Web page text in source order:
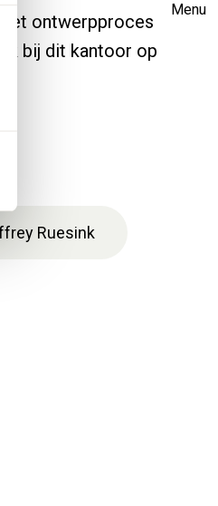
Menu
het ontwerpproces
bij dit kantoor op
Ruesink